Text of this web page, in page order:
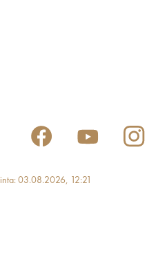
03.08.2026, 12:21